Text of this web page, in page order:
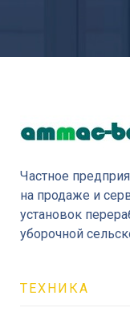
Частное
на продаже и
установок
уборочной
ТЕХНИКА